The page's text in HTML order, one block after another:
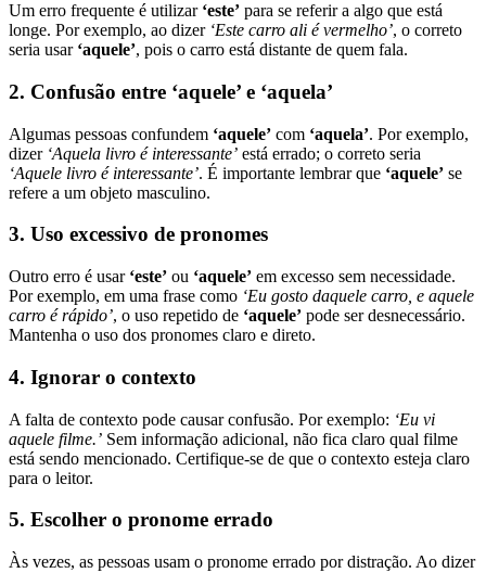
Um erro frequente é utilizar ‘este’ para se referir a algo que está
longe. Por exemplo, ao dizer ‘Este carro ali é vermelho’, o correto
seria usar ‘aquele’, pois o carro está distante de quem fala.
2. Confusão entre ‘aquele’ e ‘aquela’
Algumas pessoas confundem ‘aquele’ com ‘aquela’. Por exemplo,
dizer ‘Aquela livro é interessante’ está errado; o correto seria
‘Aquele livro é interessante’. É importante lembrar que ‘aquele’ se
refere a um objeto masculino.
3. Uso excessivo de pronomes
Outro erro é usar ‘este’ ou ‘aquele’ em excesso sem necessidade.
Por exemplo, em uma frase como ‘Eu gosto daquele carro, e aquele
carro é rápido’, o uso repetido de ‘aquele’ pode ser desnecessário.
Mantenha o uso dos pronomes claro e direto.
4. Ignorar o contexto
A falta de contexto pode causar confusão. Por exemplo: ‘Eu vi
aquele filme.’ Sem informação adicional, não fica claro qual filme
está sendo mencionado. Certifique-se de que o contexto esteja claro
para o leitor.
5. Escolher o pronome errado
Às vezes, as pessoas usam o pronome errado por distração. Ao dizer